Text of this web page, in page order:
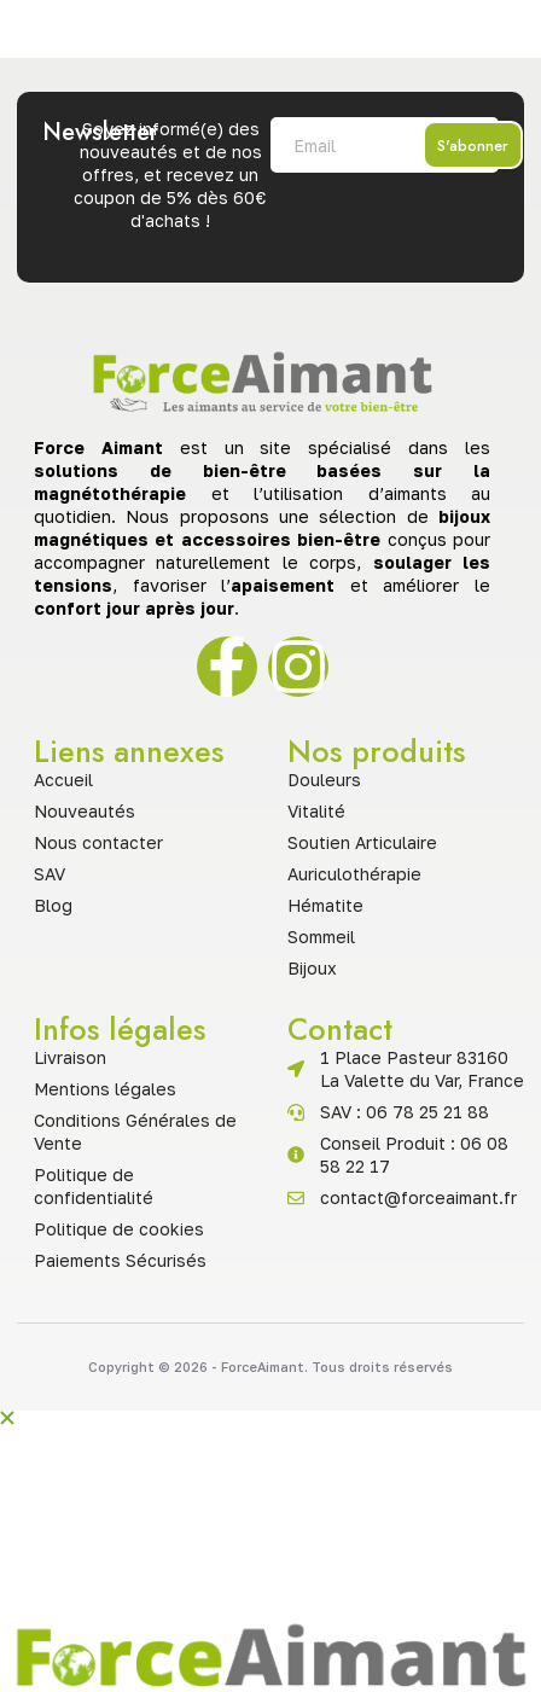
Newsletter
Soyez informé(e) des
nouveautés et de nos
offres, et recevez un
coupon de 5% dès 60€
d'achats !
S'abonner
Force Aimant est un site spécialisé dans les
solutions de bien-être basées sur la
magnétothérapie et l’utilisation d’aimants au
quotidien. Nous proposons une sélection de bijoux
magnétiques et accessoires bien-être conçus pour
accompagner naturellement le corps, soulager les
tensions, favoriser l’apaisement et améliorer le
confort jour après jour.
Liens annexes
Accueil
Nouveautés
Nous contacter
SAV
Blog
Nos produits
Douleurs
Vitalité
Soutien Articulaire
Auriculothérapie
Hématite
Sommeil
Bijoux
Infos légales
Livraison
Mentions légales
Conditions Générales de
Vente
Politique de
confidentialité
Politique de cookies
Paiements Sécurisés
Contact
1 Place Pasteur 83160
La Valette du Var, France
SAV : 06 78 25 21 88
Conseil Produit : 06 08
58 22 17
contact@forceaimant.fr
Copyright © 2026 - ForceAimant. Tous droits réservés